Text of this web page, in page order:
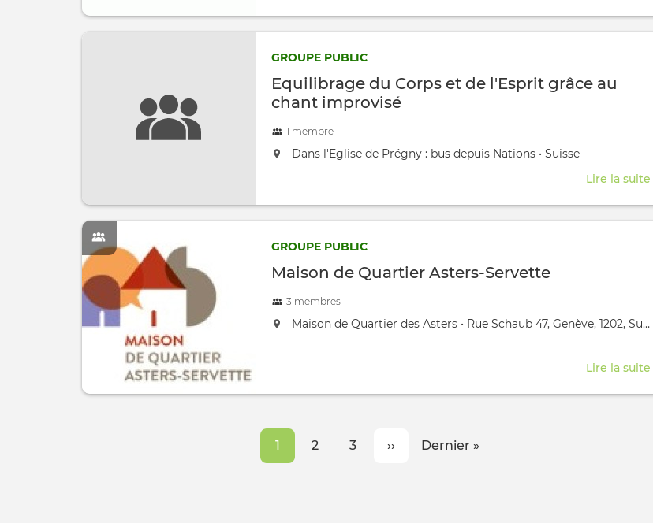
GROUPE PUBLIC
Equilibrage du Corps et de l'Esprit grâce au
chant improvisé
1 membre
located at:
Dans l'Eglise de Prégny : bus depuis Nations ,• Suisse
Lire la suite
GROUPE PUBLIC
Maison de Quartier Asters‑Servette
3 membres
located at:
Maison de Quartier des Asters ,• Rue Schaub 47, Genève, 1202, Suisse
Lire la suite
Page
1 Page
2 Page
3
Page
››
Dernière
Dernier »